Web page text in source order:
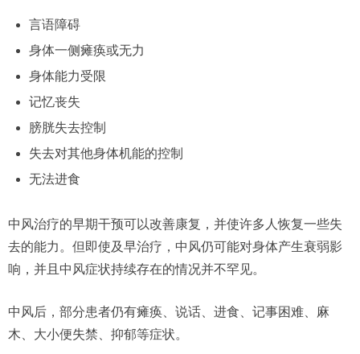
言语障碍
身体一侧瘫痪或无力
身体能力受限
记忆丧失
膀胱失去控制
失去对其他身体机能的控制
无法进食
中风治疗的早期干预可以改善康复，并使许多人恢复一些失
去的能力。但即使及早治疗，中风仍可能对身体产生衰弱影
响，并且中风症状持续存在的情况并不罕见。
中风后，部分患者仍有瘫痪、说话、进食、记事困难、麻
木、大小便失禁、抑郁等症状。